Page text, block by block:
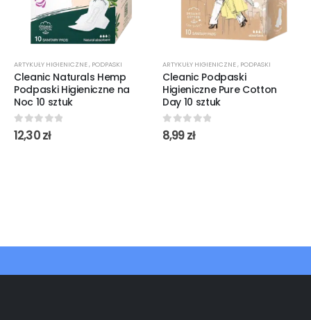
ARTYKUŁY HIGIENICZNE, PODPASKI
Cleanic Naturals Hemp
Podpaski Higieniczne na
Noc 10 sztuk
0out of 5
12,30zł
ARTYKUŁY HIGIENICZNE, PODPASKI
Cleanic Podpaski
Higieniczne Pure Cotton
Day 10 sztuk
0out of 5
8,99zł